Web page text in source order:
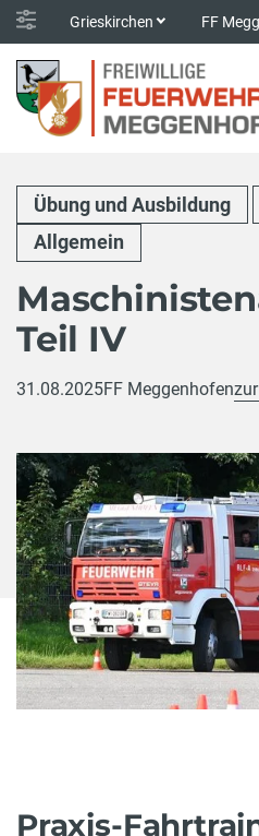
Grieskirchen FF
Übung und Ausbildung
Allgemein
Teil IV
31.08.2025FF Meggenhofen
Praxis-